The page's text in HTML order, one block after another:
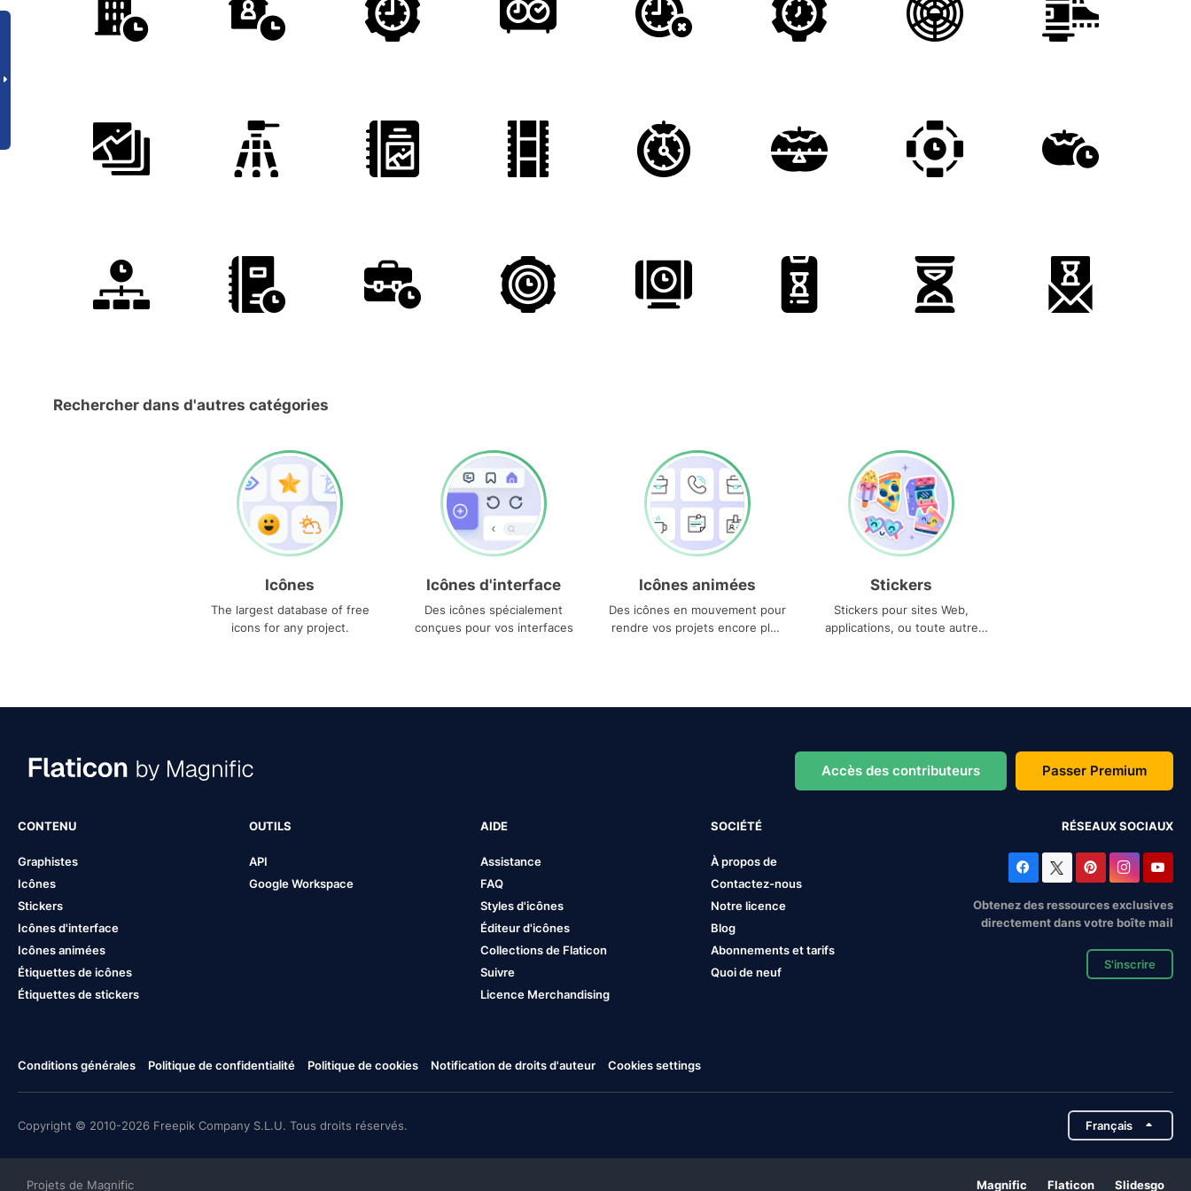
Rechercher dans d'autres catégories
Icônes
The largest database of free
icons for any project.
Icônes d'interface
Des icônes spécialement
conçues pour vos interfaces
Icônes animées
Des icônes en mouvement pour
rendre vos projets encore plus
Stickers
Stickers pour sites Web,
applications, ou toute autre
Accès des contributeurs Passer Premium
CONTENU
Graphistes
Icônes
Stickers
Icônes d'interface
Icônes animées
Étiquettes de icônes
Étiquettes de stickers
OUTILS
API
Google Workspace
AIDE
Assistance
FAQ
Styles d'icônes
Éditeur d'icônes
Collections de Flaticon
Suivre
Licence Merchandising
SOCIÉTÉ
À propos de
Contactez-nous
Notre licence
Blog
Abonnements et tarifs
Quoi de neuf
RÉSEAUX SOCIAUX
Obtenez des ressources exclusives
directement dans votre boîte mail
S'inscrire
Conditions générales Politique de confidentialité Politique de cookies Notification de droits d'auteur Cookies settings
Copyright © 2010-2026 Freepik Company S.L.U. Tous droits réservés. Français
Projets de Magnific Magnific Flaticon Slidesgo